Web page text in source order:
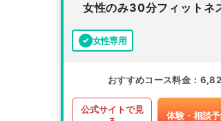
女性のみ30分フィットネ
女性専用
おすすめコース料金
公式サイトで見
体験・相談